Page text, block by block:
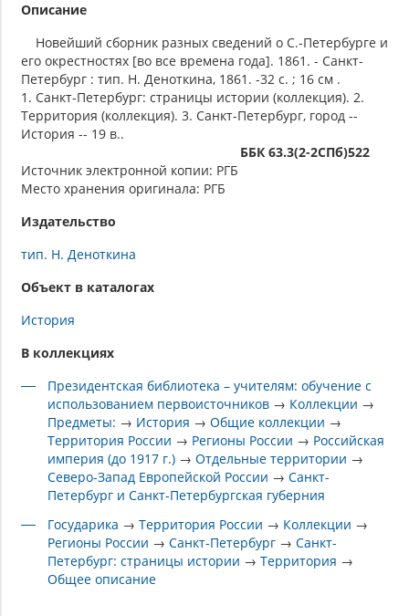
Описание
Новейший сборник разных сведений о С.-Петербурге и
его окрестностях [во все времена года]. 1861. - Санкт-
Петербург : тип. Н. Деноткина, 1861. -32 с. ; 16 см .
1. Санкт-Петербург: страницы истории (коллекция). 2.
Территория (коллекция). 3. Санкт-Петербург, город --
История -- 19 в..
ББК 63.3(2-2СПб)522
Источник электронной копии: РГБ
Место хранения оригинала: РГБ
Издательство
тип. Н. Деноткина
Объект в каталогах
История
В коллекциях
Президентская библиотека – учителям: обучение с
использованием первоисточников → Коллекции →
Предметы: → История →Общие коллекции →
Территория России → Регионы России → Российская
империя (до 1917 г.) →Отдельные территории →
Северо-Запад Европейской России →Санкт-
Петербург и Санкт-Петербургская губерния
Государика →Территория России → Коллекции →
Регионы России →Санкт-Петербург →Санкт-
Петербург: страницы истории →Территория →
Общее описание